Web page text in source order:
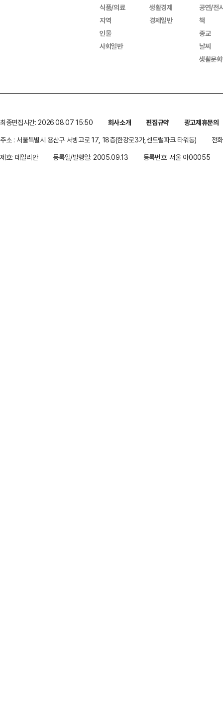
식품/의료
지역
인물
사회일반
생활경제
경제일반
공연/전
책
종교
날씨
생활문
최종편집시간: 2026.08.07 15:50 회사소개 편집규약
광고제휴문의
주소 : 서울특별시 용산구 서빙고로 17, 18층(한강로3가,센트럴파크 타워동)
전
제호: 데일리안
등록일/발행일: 2005.09.13 등록번호: 서울 아00055